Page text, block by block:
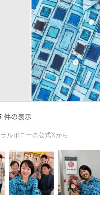
ルボニーの公式Xから